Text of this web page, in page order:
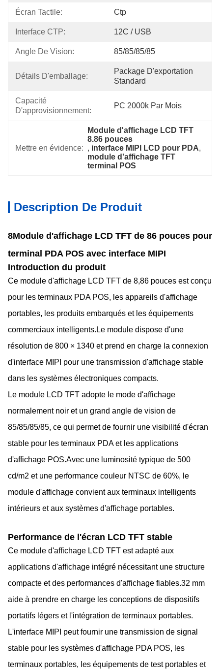
Écran Tactile: Ctp
Interface CTP: 12C / USB
Angle De Vision: 85/85/85/85
Détails D'emballage:
Package D'exportation
Standard
Capacité
D'approvisionnement:
PC 2000k Par Mois
Mettre en évidence:
Module d'affichage LCD TFT
8.86 pouces
, interface MIPI LCD pour PDA,
module d'affichage TFT
terminal POS
Description De Produit
8Module d'affichage LCD TFT de 86 pouces pour
terminal PDA POS avec interface MIPI
Introduction du produit
Ce module d'affichage LCD TFT de 8,86 pouces est conçu
pour les terminaux PDA POS, les appareils d'affichage
portables, les produits embarqués et les équipements
commerciaux intelligents.Le module dispose d'une
résolution de 800 × 1340 et prend en charge la connexion
d'interface MIPI pour une transmission d'affichage stable
dans les systèmes électroniques compacts.
Le module LCD TFT adopte le mode d'affichage
normalement noir et un grand angle de vision de
85/85/85/85, ce qui permet de fournir une visibilité d'écran
stable pour les terminaux PDA et les applications
d'affichage POS.Avec une luminosité typique de 500
cd/m2 et une performance couleur NTSC de 60%, le
module d'affichage convient aux terminaux intelligents
intérieurs et aux systèmes d'affichage portables.
Performance de l'écran LCD TFT stable
Ce module d'affichage LCD TFT est adapté aux
applications d'affichage intégré nécessitant une structure
compacte et des performances d'affichage fiables.32 mm
aide à prendre en charge les conceptions de dispositifs
portatifs légers et l'intégration de terminaux portables.
L'interface MIPI peut fournir une transmission de signal
stable pour les systèmes d'affichage PDA POS, les
terminaux portables, les équipements de test portables et